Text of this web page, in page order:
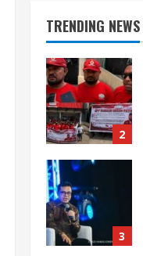
TRENDING NEWS
2
3
4